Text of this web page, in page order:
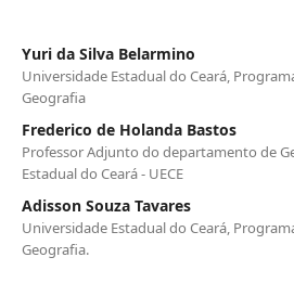
Yuri da Silva Belarmino
Universidade Estadual do Ceará,
Geografia
Frederico de Holanda Bastos
Professor Adjunto do departamento de
Estadual do Ceará - UECE
Adisson Souza Tavares
Universidade Estadual do Ceará,
Geografia.